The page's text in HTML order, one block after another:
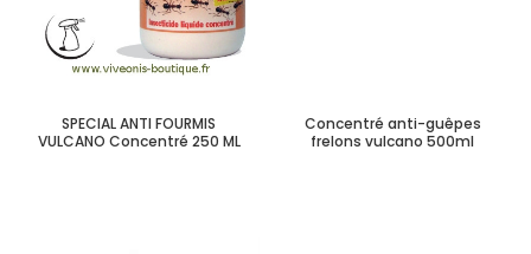
SPECIAL ANTI FOURMIS
VULCANO Concentré 250 ML
Concentré anti-guêpes
frelons vulcano 500ml